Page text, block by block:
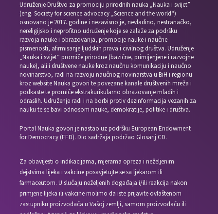
Udruženje Društvo za promociju prirodnih nauka „Nauka i svijet”
(eng. Society for science advocacy „Science and the world“)
osnovano je 2017. godine i nezavisno je, nevladino, nestranačko,
nereligijsko i neprofitno udruženje koje se zalaže za podršku
razvoja nauke i obrazovanja, promocije nauke i naučne
pismenosti, afirmisanje ljudskih prava i civilnog društva. Udruženje
„Nauka i svijet“ promiče prirodne (bazične, primijenjene i razvojne
nauke), ali i društvene nauke kroz naučnu komunikaciju i naučno
novinarstvo, radi na razvoju naučnog novinarstva u BiH i regionu
kroz website Nauka govori te povezane kanale društvenih mreža i
podkaste te promiče ekstrakurikularno obrazovanje mladih i
odraslih. Udruženje radi i na borbi protiv dezinformacija vezanih za
nauku te se bavi odnosom nauke, demokratije, politike i društva.
Portal Nauka govori je nastao uz podršku European Endowment
for Democracy (EED). Dio sadržaja podržao Glosarij CD.
Za obavijesti o indikacijama, mjerama opreza i neželjenim
dejstvima lijeka i vakcine posavjetujte se sa ljekarom ili
farmaceutom. U slučaju neželjenih događaja i/ili reakcija nakon
primjene lijeka ili vakcine molimo da iste prijavite ovlaštenom
zastupniku proizvođača u Vašoj zemlji, samom proizvođaču ili